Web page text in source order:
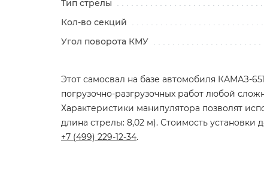
Тип стрелы
Кол-во секций
Угол поворота КМУ
Этот самосвал на базе автомобиля КАМАЗ-
погрузочно-разгрузочных работ любой
Характеристики манипулятора позволят
длина стрелы: 8,02 м). Стоимость
+7 (499) 229-12-34.